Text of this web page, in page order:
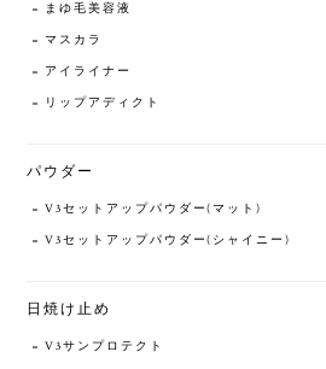
まゆ毛美容液
マスカラ
アイライナー
リップアディクト
パウダー
V3セットアップパウダー(マット)
V3セットアップパウダー(シャイニー)
日焼け止め
V3サンプロテクト